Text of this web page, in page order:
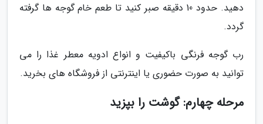
دهید. حدود 10 دقیقه صبر کنید تا طعم خام گوجه ها گرفته
گردد.
رب گوجه فرنگی باکیفیت و انواع ادویه معطر غذا را می
توانید به صورت حضوری یا اینترنتی از فروشگاه های بخرید.
مرحله چهارم: گوشت را بپزید